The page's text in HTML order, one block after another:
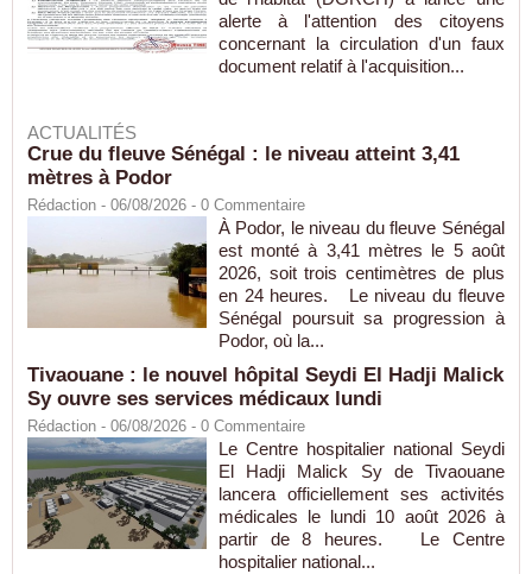
alerte à l'attention des citoyens
concernant la circulation d'un faux
document relatif à l'acquisition...
ACTUALITÉS
Crue du fleuve Sénégal : le niveau atteint 3,41
mètres à Podor
Rédaction - 06/08/2026 - 0 Commentaire
À Podor, le niveau du fleuve Sénégal
est monté à 3,41 mètres le 5 août
2026, soit trois centimètres de plus
en 24 heures. Le niveau du fleuve
Sénégal poursuit sa progression à
Podor, où la...
Tivaouane : le nouvel hôpital Seydi El Hadji Malick
Sy ouvre ses services médicaux lundi
Rédaction - 06/08/2026 - 0 Commentaire
Le Centre hospitalier national Seydi
El Hadji Malick Sy de Tivaouane
lancera officiellement ses activités
médicales le lundi 10 août 2026 à
partir de 8 heures. Le Centre
hospitalier national...